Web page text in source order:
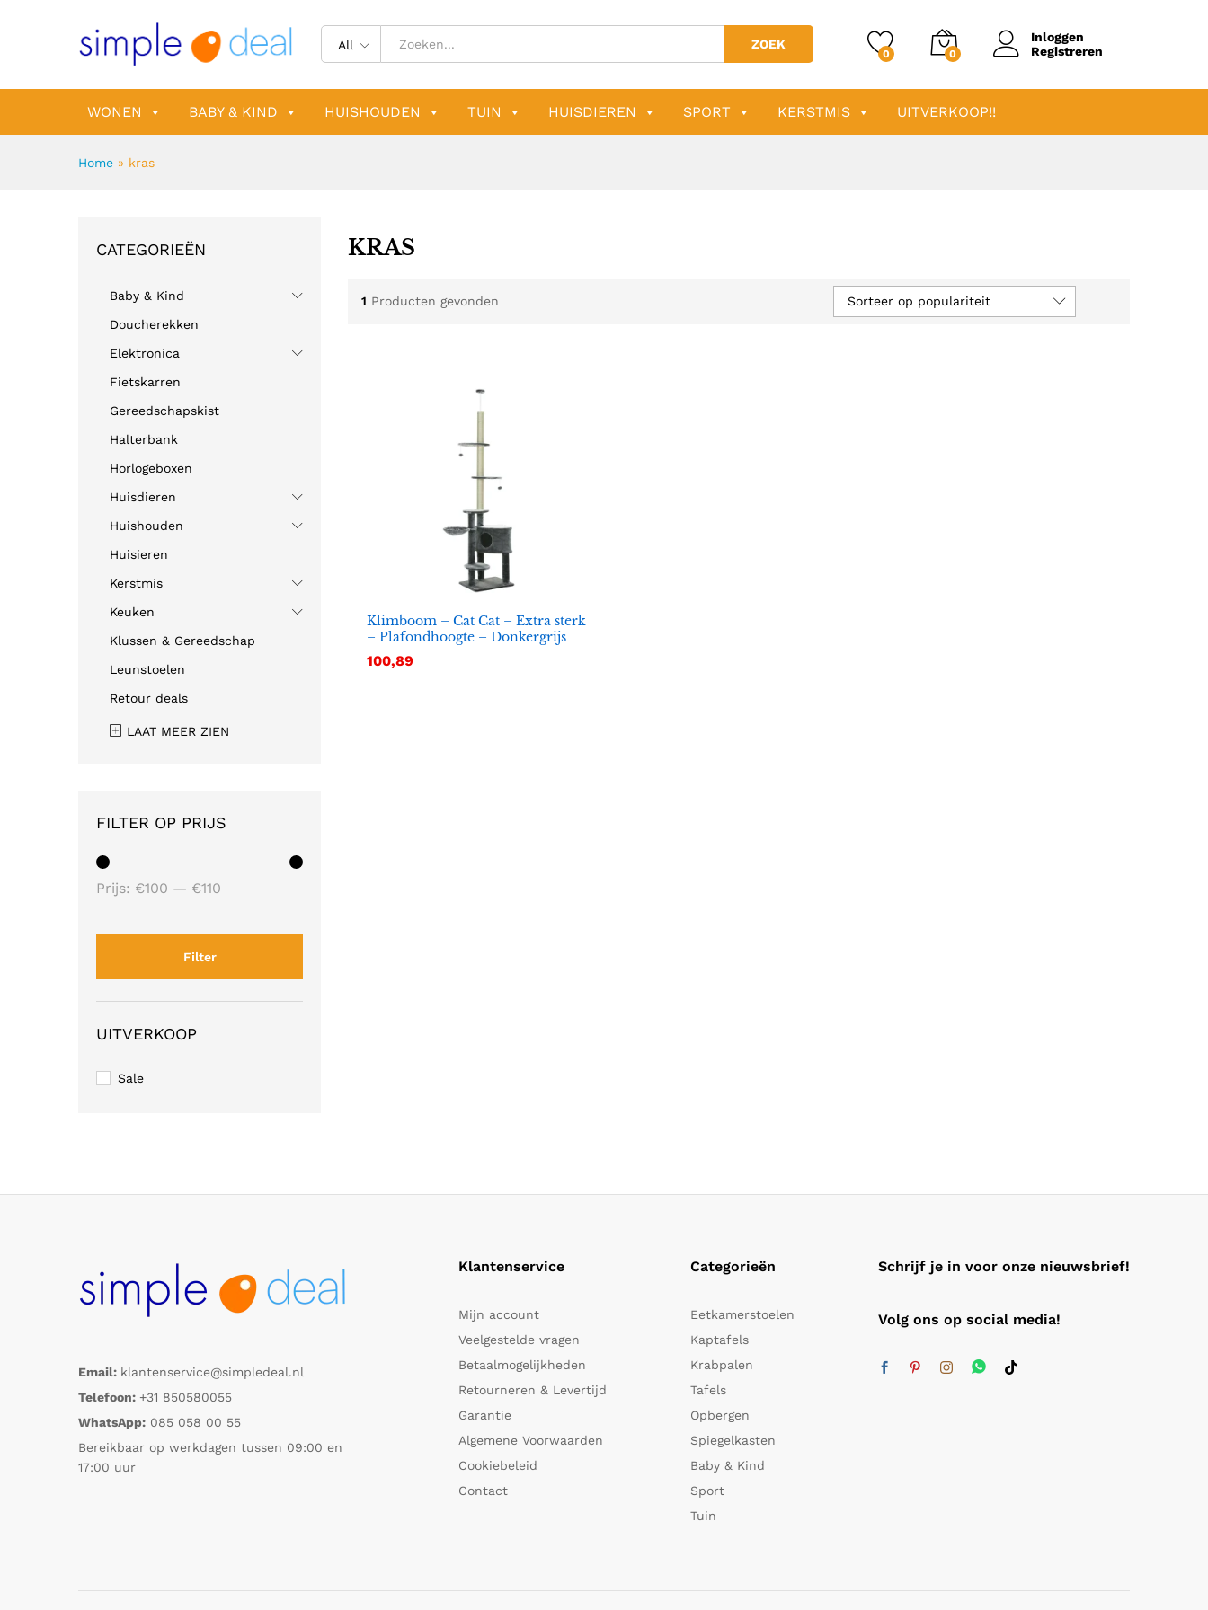
All ZOEK
0 0
Inloggen
Registreren
WONEN BABY & KIND HUISHOUDEN TUIN HUISDIEREN SPORT KERSTMIS UITVERKOOP!!
Home » kras
KRAS
1 Producten gevonden Sorteer op populariteit
Klimboom – Cat Cat – Extra sterk
– Plafondhoogte – Donkergrijs
100,89
100,89
CATEGORIEËN
Baby & Kind
Doucherekken
Elektronica
Fietskarren
Gereedschapskist
Halterbank
Horlogeboxen
Huisdieren
Huishouden
Huisieren
Kerstmis
Keuken
Klussen & Gereedschap
Leunstoelen
Retour deals
LAAT MEER ZIEN
FILTER OP PRIJS
Filter
Prijs: €100 — €110
UITVERKOOP
Sale
Email: klantenservice@simpledeal.nl
Telefoon: +31 850580055
WhatsApp: 085 058 00 55
Bereikbaar op werkdagen tussen 09:00 en
17:00 uur
Klantenservice
Mijn account
Veelgestelde vragen
Betaalmogelijkheden
Retourneren & Levertijd
Garantie
Algemene Voorwaarden
Cookiebeleid
Contact
Categorieën
Eetkamerstoelen
Kaptafels
Krabpalen
Tafels
Opbergen
Spiegelkasten
Baby & Kind
Sport
Tuin
Schrijf je in voor onze nieuwsbrief!
Volg ons op social media!